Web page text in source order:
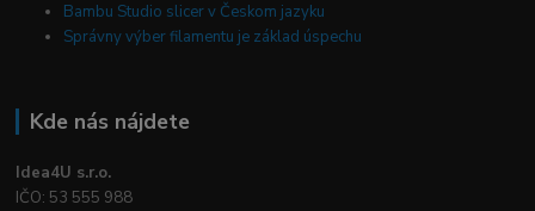
Bambu Studio slicer v Českom jazyku
Správny výber filamentu je základ úspechu
Kde nás nájdete
Idea4U s.r.o.
IČO: 53 555 988